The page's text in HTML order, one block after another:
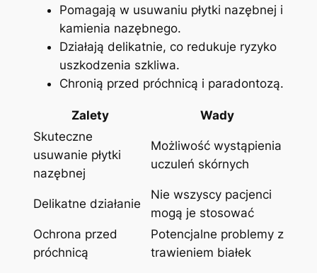
Pomagają w‍ usuwaniu⁤ płytki nazębnej i
kamienia nazębnego.
Działają delikatnie, co redukuje ⁣ryzyko
uszkodzenia szkliwa.
Chronią przed⁤ próchnicą i paradontozą.
Zalety
Wady
Skuteczne
usuwanie ‌płytki
nazębnej
Możliwość wystąpienia
uczuleń ⁢skórnych
Delikatne działanie
Nie wszyscy pacjenci
mogą⁣ je stosować
Ochrona przed
⁤próchnicą
Potencjalne problemy⁤ z
trawieniem białek